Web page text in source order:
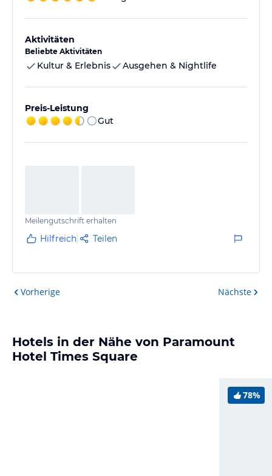
Aktivitäten
Beliebte Aktivitäten
Kultur & Erlebnis Ausgehen & Nightlife
Preis-Leistung
Gut
Meilengutschrift erhalten
Hilfreich Teilen
Vorherige Nächste
Hotels in der Nähe von Paramount
Hotel Times Square
78%